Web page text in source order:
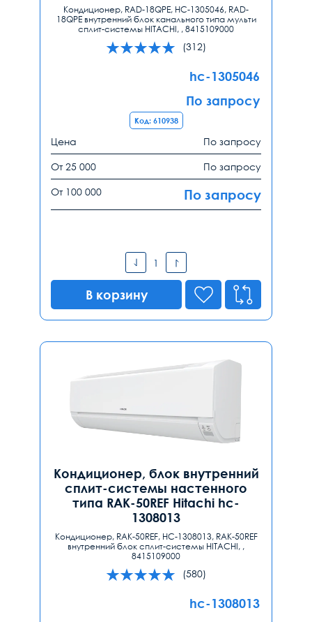
Кондиционер, RAD-18QPE, HC-1305046, RAD-
18QPE внутренний блок канального типа мульти
сплит-системы HITACHI, , 8415109000
(312)
hc-1305046
По запросу
Код: 610938
Цена По запросу
От 25 000 По запросу
От 100 000 По запросу
В корзину
Кондиционер, блок внутренний
сплит-системы настенного
типа RAK-50REF Hitachi hc-
1308013
Кондиционер, RAK-50REF, HC-1308013, RAK-50REF
внутренний блок сплит-системы HITACHI, ,
8415109000
(580)
hc-1308013